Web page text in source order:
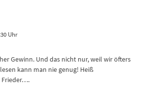
Uhr
Gewinn. Und das nicht nur, weil wir öfters
kann man nie genug! Heiß
Frieder….